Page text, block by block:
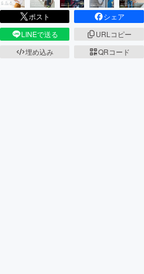
まちづくり・地域活性化
ポスト
シェア
LINEで送る
URLコピー
埋め込み
QRコード